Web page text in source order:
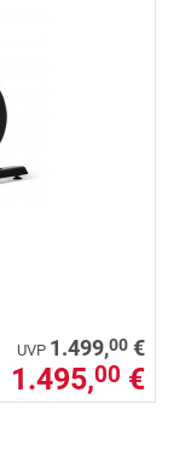
UVP 1.499,00 €
1.495,00 €